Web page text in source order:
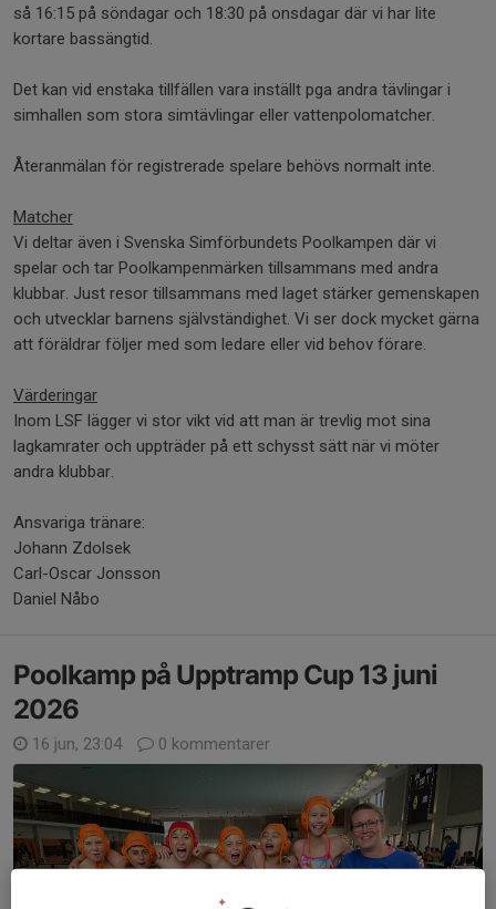
så 16:15 på söndagar och 18:30 på onsdagar där vi har lite
kortare bassängtid.
Det kan vid enstaka tillfällen vara inställt pga andra tävlingar i
simhallen som stora simtävlingar eller vattenpolomatcher.
Återanmälan för registrerade spelare behövs normalt inte.
Matcher
Vi deltar även i Svenska Simförbundets Poolkampen där vi
spelar och tar Poolkampenmärken tillsammans med andra
klubbar. Just resor tillsammans med laget stärker gemenskapen
och utvecklar barnens självständighet. Vi ser dock mycket gärna
att föräldrar följer med som ledare eller vid behov förare.
Värderingar
Inom LSF lägger vi stor vikt vid att man är trevlig mot sina
lagkamrater och uppträder på ett schysst sätt när vi möter
andra klubbar.
Ansvariga tränare:
Johann Zdolsek
Carl-Oscar Jonsson
Daniel Nåbo
Poolkamp på Upptramp Cup 13 juni
2026
16 jun, 23:04 0 kommentarer